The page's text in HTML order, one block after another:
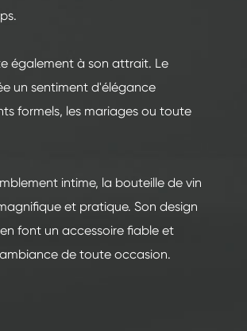
également à son attrait. Le
un sentiment d'élégance
formels, les mariages ou toute
intime, la bouteille de vin
et pratique. Son design
font un accessoire fiable et
de toute occasion.